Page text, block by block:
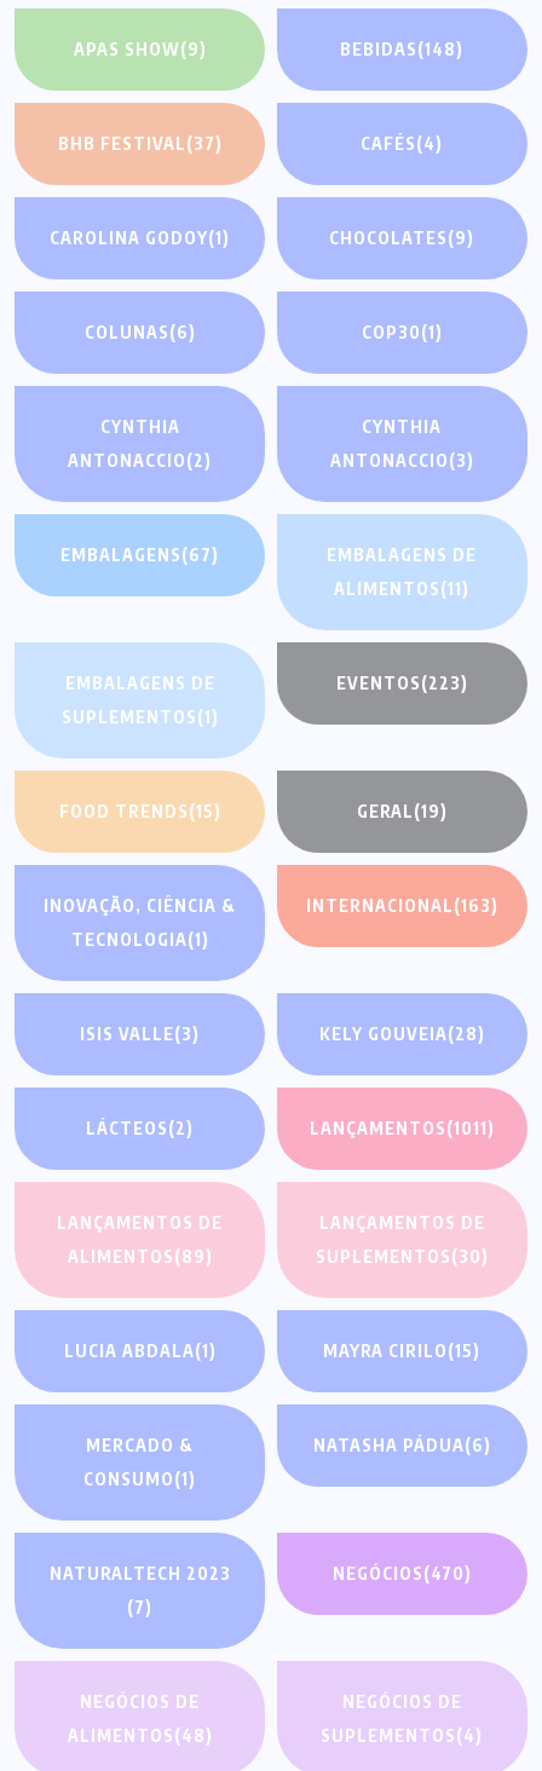
APAS SHOW(9) BEBIDAS(148)
BHB FESTIVAL(37) CAFÉS(4)
CAROLINA GODOY(1) CHOCOLATES(9)
COLUNAS(6) COP30(1)
CYNTHIA
ANTONACCIO(2)
CYNTHIA
ANTONACCIO(3)
EMBALAGENS(67)
EMBALAGENS DE
ALIMENTOS(11)
EMBALAGENS DE
SUPLEMENTOS(1)
EVENTOS(223)
FOOD TRENDS(15) GERAL(19)
INOVAÇÃO, CIÊNCIA &
TECNOLOGIA(1)
INTERNACIONAL(163)
ISIS VALLE(3) KELY GOUVEIA(28)
LÁCTEOS(2) LANÇAMENTOS(1011)
LANÇAMENTOS DE
ALIMENTOS(89)
LANÇAMENTOS DE
SUPLEMENTOS(30)
LUCIA ABDALA(1) MAYRA CIRILO(15)
MERCADO &
CONSUMO(1)
NATASHA PÁDUA(6)
NATURALTECH 2023
(7)
NEGÓCIOS(470)
NEGÓCIOS DE
ALIMENTOS(48)
NEGÓCIOS DE
SUPLEMENTOS(4)